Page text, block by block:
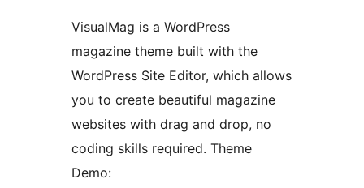
VisualMag is a WordPress
magazine theme built with the
WordPress Site Editor, which allows
you to create beautiful magazine
websites with drag and drop, no
coding skills required. Theme
Demo: